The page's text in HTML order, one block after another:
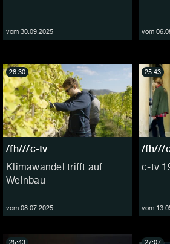
vom 30.09.2025 vom
/fh///c-tv
Klimawandel trifft auf
Weinbau
vom 08.07.2025
28:30
/fh///
c-tv
vom
25:43
25:43 27:07